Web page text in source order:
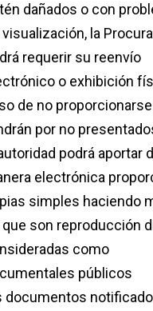
dañados o con
visualización, la
requerir su reenvío
o exhibición
de no
por no
podrá aportar
electrónica
simples haciendo
que son reproducción
como
públicos
documentos